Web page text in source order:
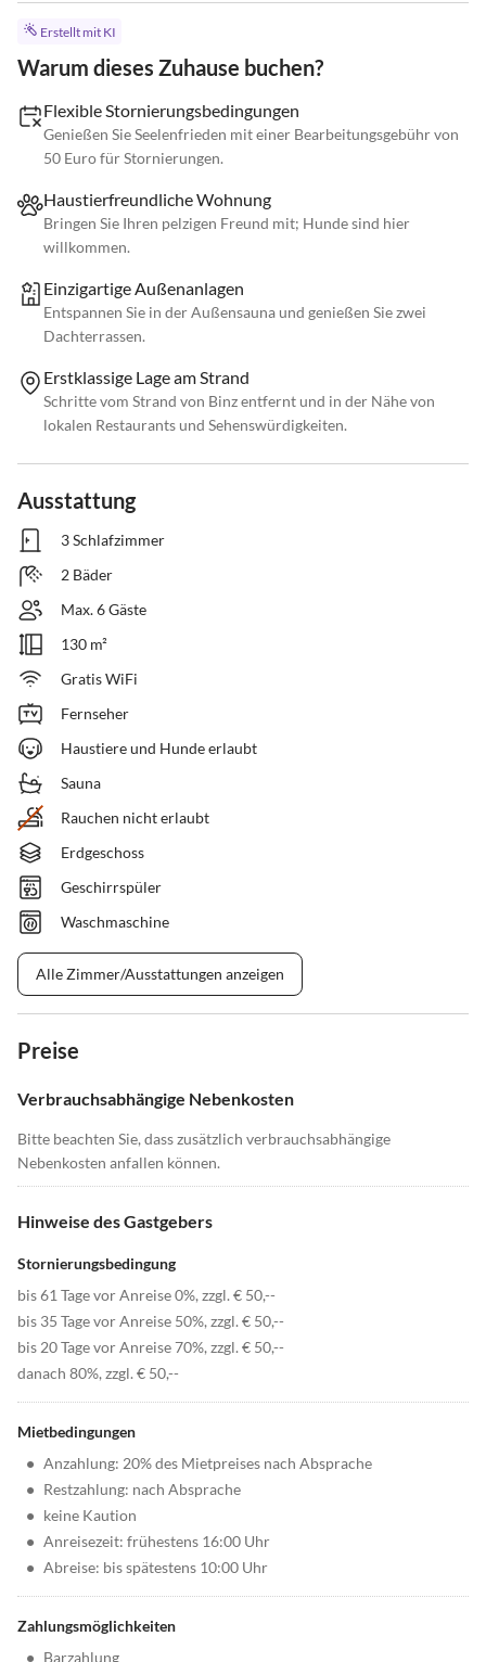
Erstellt mit KI
Warum dieses Zuhause buchen?
Flexible Stornierungsbedingungen
Genießen Sie Seelenfrieden mit einer Bearbeitungsgebühr von
50 Euro für Stornierungen.
Haustierfreundliche Wohnung
Bringen Sie Ihren pelzigen Freund mit; Hunde sind hier
willkommen.
Einzigartige Außenanlagen
Entspannen Sie in der Außensauna und genießen Sie zwei
Dachterrassen.
Erstklassige Lage am Strand
Schritte vom Strand von Binz entfernt und in der Nähe von
lokalen Restaurants und Sehenswürdigkeiten.
Ausstattung
3 Schlafzimmer
2 Bäder
Max. 6 Gäste
130 m²
Gratis WiFi
Fernseher
Haustiere und Hunde erlaubt
Sauna
Rauchen nicht erlaubt
Erdgeschoss
Geschirrspüler
Waschmaschine
Alle Zimmer/Ausstattungen anzeigen
Preise
Verbrauchsabhängige Nebenkosten
Bitte beachten Sie, dass zusätzlich verbrauchsabhängige
Nebenkosten anfallen können.
Hinweise des Gastgebers
Stornierungsbedingung
bis 61 Tage vor Anreise 0%, zzgl. € 50,--
bis 35 Tage vor Anreise 50%, zzgl. € 50,--
bis 20 Tage vor Anreise 70%, zzgl. € 50,--
danach 80%, zzgl. € 50,--
Mietbedingungen
• Anzahlung: 20% des Mietpreises nach Absprache
• Restzahlung: nach Absprache
• keine Kaution
• Anreisezeit: frühestens 16:00 Uhr
• Abreise: bis spätestens 10:00 Uhr
Zahlungsmöglichkeiten
• Barzahlung